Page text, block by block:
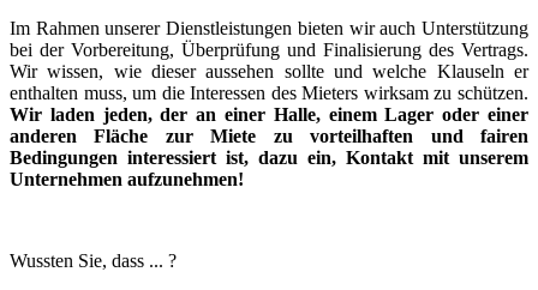
Im Rahmen unserer Dienstleistungen bieten wir auch Unterstützung
bei der Vorbereitung, Überprüfung und Finalisierung des Vertrags.
Wir wissen, wie dieser aussehen sollte und welche Klauseln er
enthalten muss, um die Interessen des Mieters wirksam zu schützen.
Wir laden jeden, der an einer Halle, einem Lager oder einer
anderen Fläche zur Miete zu vorteilhaften und fairen
Bedingungen interessiert ist, dazu ein, Kontakt mit unserem
Unternehmen aufzunehmen!
Wussten Sie, dass ... ?